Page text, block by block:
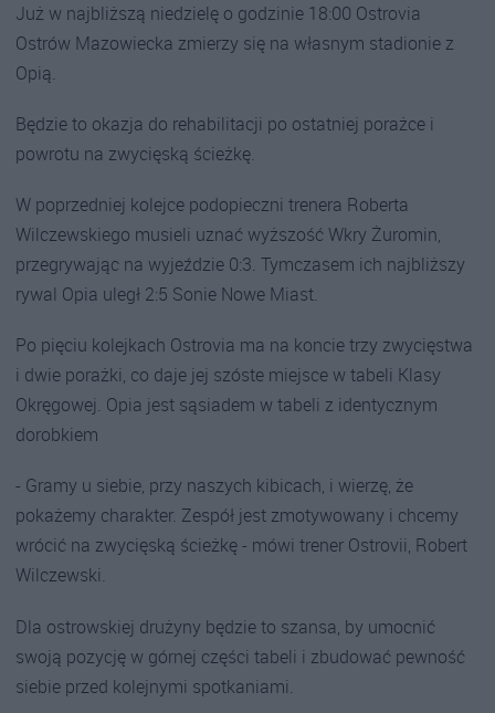
Już w najbliższą niedzielę o godzinie 18:00 Ostrovia
Ostrów Mazowiecka zmierzy się na własnym stadionie z
Opią.
Będzie to okazja do rehabilitacji po ostatniej porażce i
powrotu na zwycięską ścieżkę.
W poprzedniej kolejce podopieczni trenera Roberta
Wilczewskiego musieli uznać wyższość Wkry Żuromin,
przegrywając na wyjeździe 0:3. Tymczasem ich najbliższy
rywal Opia uległ 2:5 Sonie Nowe Miast.
Po pięciu kolejkach Ostrovia ma na koncie trzy zwycięstwa
i dwie porażki, co daje jej szóste miejsce w tabeli Klasy
Okręgowej. Opia jest sąsiadem w tabeli z identycznym
dorobkiem
- Gramy u siebie, przy naszych kibicach, i wierzę, że
pokażemy charakter. Zespół jest zmotywowany i chcemy
wrócić na zwycięską ścieżkę - mówi trener Ostrovii, Robert
Wilczewski.
Dla ostrowskiej drużyny będzie to szansa, by umocnić
swoją pozycję w górnej części tabeli i zbudować pewność
siebie przed kolejnymi spotkaniami.